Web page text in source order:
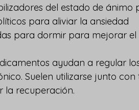
del estado de
para aliviar la ansiedad
para dormir para mejorar el
ayudan a regular
Suelen utilizarse junto
la recuperación.